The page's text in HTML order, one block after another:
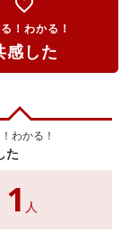
！わかる！
感した
わかる！
た
1 人